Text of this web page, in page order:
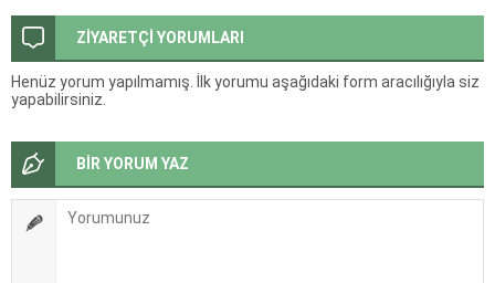
ZİYARETÇİ YORUMLARI
Henüz yorum yapılmamış. İlk yorumu aşağıdaki form aracılığıyla siz
yapabilirsiniz.
BİR YORUM YAZ